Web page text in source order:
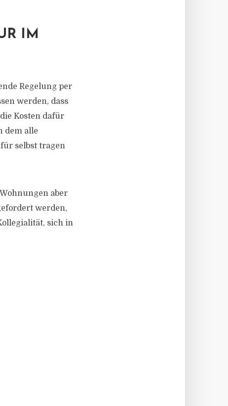
IM
Regelung per
werden, dass
Kosten dafür
dem alle
selbst tragen
aber
werden,
sich in